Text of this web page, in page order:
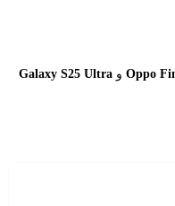
Oppo و Galaxy S25 Ultra